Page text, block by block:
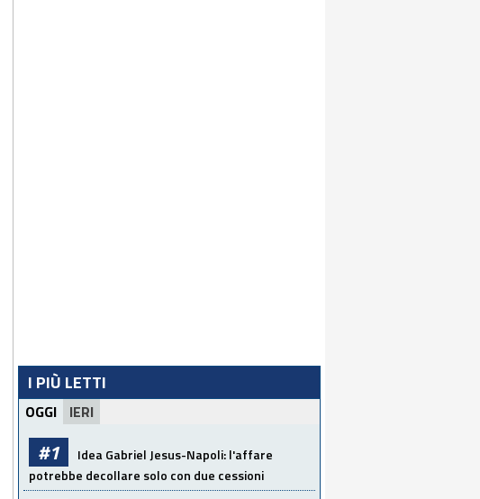
I PIÙ LETTI
OGGI IERI
#1
Idea Gabriel Jesus-Napoli: l'affare
potrebbe decollare solo con due cessioni